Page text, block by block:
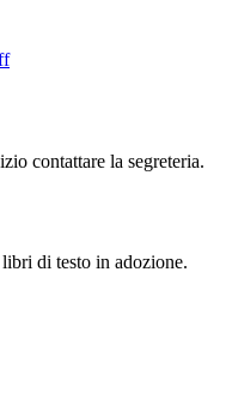
contattare la segreteria.
di testo in adozione.